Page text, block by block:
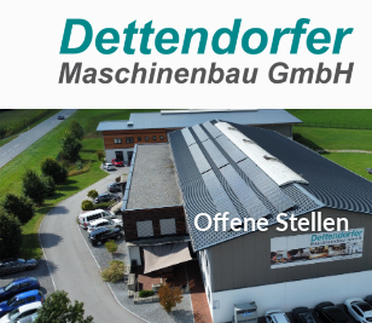
Offene Stellen